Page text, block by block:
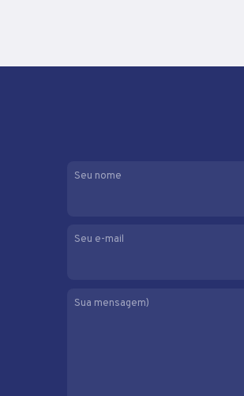
Seu nome
Seu e-mail
Sua mensagem)